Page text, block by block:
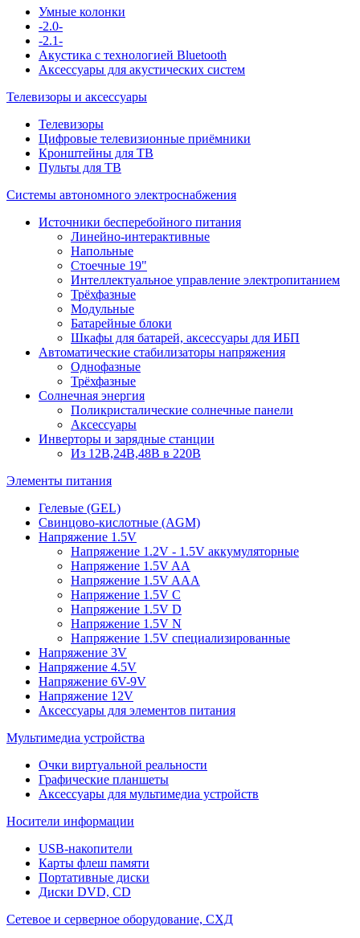
Умные колонки
-2.0-
-2.1-
Акустика с технологией Bluetooth
Аксессуары для акустических систем
Телевизоры и аксессуары
Телевизоры
Цифровые телевизионные приёмники
Кронштейны для ТВ
Пульты для ТВ
Системы автономного электроснабжения
Источники бесперебойного питания
Линейно-интерактивные
Напольные
Стоечные 19"
Интеллектуальное управление электропитанием
Трёхфазные
Модульные
Батарейные блоки
Шкафы для батарей, аксессуары для ИБП
Автоматические стабилизаторы напряжения
Однофазные
Трёхфазные
Солнечная энергия
Поликристалические солнечные панели
Аксессуары
Инверторы и зарядные станции
Из 12В,24В,48В в 220В
Элементы питания
Гелевые (GEL)
Свинцово-кислотные (AGM)
Напряжение 1.5V
Напряжение 1.2V - 1.5V аккумуляторные
Напряжение 1.5V AA
Напряжение 1.5V AAA
Напряжение 1.5V C
Напряжение 1.5V D
Напряжение 1.5V N
Напряжение 1.5V специализированные
Напряжение 3V
Напряжение 4.5V
Напряжение 6V-9V
Напряжение 12V
Аксессуары для элементов питания
Мультимедиа устройства
Очки виртуальной реальности
Графические планшеты
Аксессуары для мультимедиа устройств
Носители информации
USB-накопители
Карты флеш памяти
Портативные диски
Диски DVD, CD
Сетевое и серверное оборудование, СХД